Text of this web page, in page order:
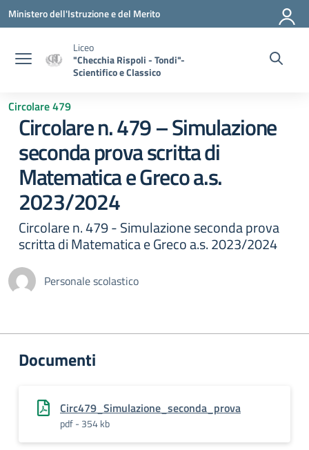
Vai ai contenuti
Vai al menu di navigazione
Vai al footer
Ministero dell'Istruzione e del Merito
Liceo
"Checchia Rispoli - Tondi"-
Scientifico e Classico
Circolare 479
Circolare n. 479 – Simulazione
seconda prova scritta di
Matematica e Greco a.s.
2023/2024
Circolare n. 479 - Simulazione seconda prova
scritta di Matematica e Greco a.s. 2023/2024
Personale scolastico
Documenti
Circ479_Simulazione_seconda_prova
pdf - 354 kb